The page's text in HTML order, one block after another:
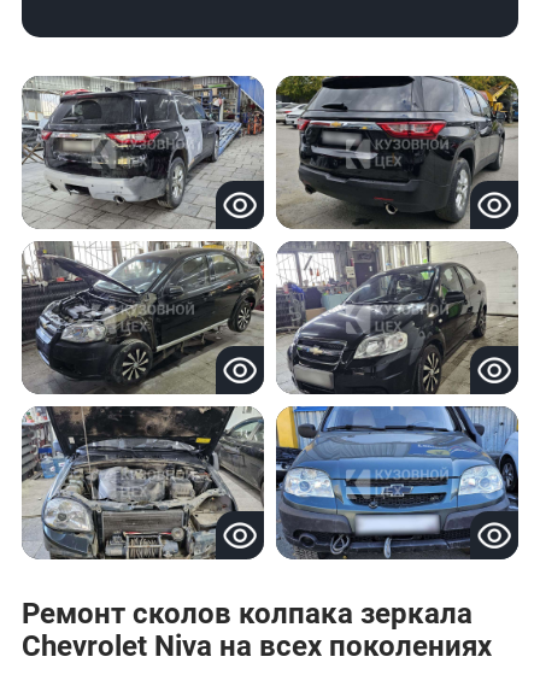
Ремонт сколов колпака зеркала
Chevrolet Niva на всех поколениях